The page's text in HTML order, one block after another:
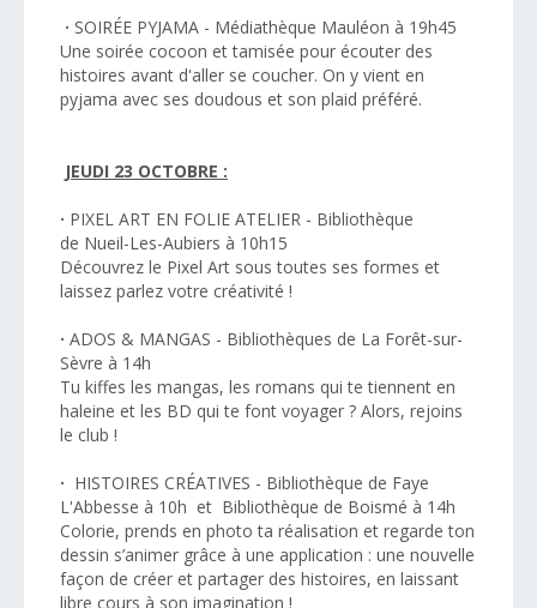
· SOIRÉE PYJAMA - Médiathèque Mauléon à 19h45
Une soirée cocoon et tamisée pour écouter des
histoires avant d'aller se coucher. On y vient en
pyjama avec ses doudous et son plaid préféré.
JEUDI 23 OCTOBRE :
· PIXEL ART EN FOLIE ATELIER - Bibliothèque
de Nueil-Les-Aubiers à 10h15
Découvrez le Pixel Art sous toutes ses formes et
laissez parlez votre créativité !
· ADOS & MANGAS - Bibliothèques de La Forêt-sur-
Sèvre à 14h
Tu kiffes les mangas, les romans qui te tiennent en
haleine et les BD qui te font voyager ? Alors, rejoins
le club !
· HISTOIRES CRÉATIVES - Bibliothèque de Faye
L'Abbesse à 10h et Bibliothèque de Boismé à 14h
Colorie, prends en photo ta réalisation et regarde ton
dessin s’animer grâce à une application : une nouvelle
façon de créer et partager des histoires, en laissant
libre cours à son imagination !